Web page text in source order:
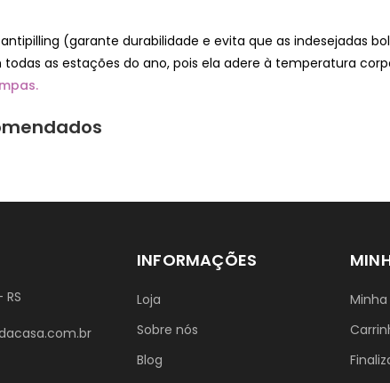
(garante durabilidade e evita que as indesejadas
todas as estações do ano, pois ela adere à temperatura
INFORMAÇÕES
Loja
Sobre nós
Blog